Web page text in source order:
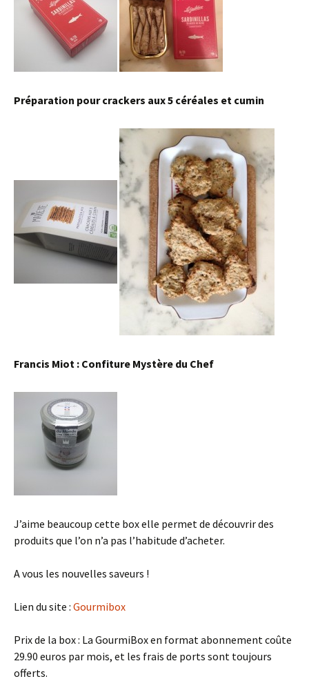
Préparation pour crackers aux 5 céréales et cumin
Francis Miot : Confiture Mystère du Chef
J’aime beaucoup cette box elle permet de découvrir des
produits que l’on n’a pas l’habitude d’acheter.
A vous les nouvelles saveurs !
Lien du site : Gourmibox
Prix de la box : La GourmiBox en format abonnement coûte
29.90 euros par mois, et les frais de ports sont toujours
offerts.